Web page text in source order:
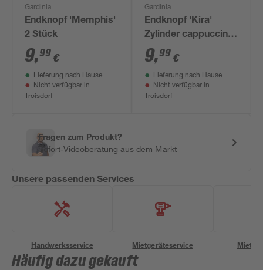
Gardinia
Endknopf 'Memphis'
2 Stück
9,99 €
Lieferung nach Hause
Nicht verfügbar in
Troisdorf
Gardinia
Endknopf 'Kira'
Zylinder cappuccino
2 Stück
9,99 €
Lieferung nach Hause
Nicht verfügbar in
Troisdorf
Fragen zum Produkt?
Sofort-Videoberatung aus dem Markt
Unsere passenden Services
Handwerksservice Mietgeräteservice
Häufig dazu gekauft